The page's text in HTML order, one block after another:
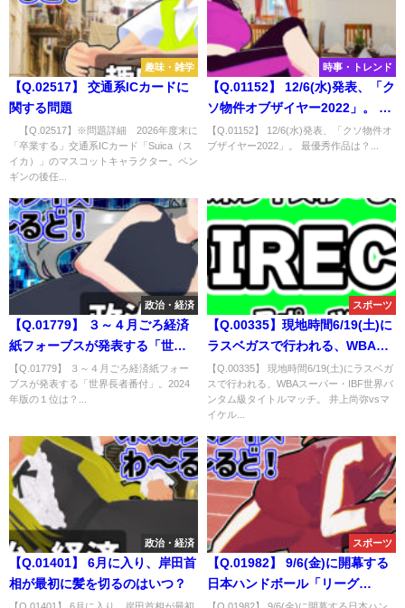
趣味・雑学
【Q.02517】 交通系ICカードに
関する問題
【Q.02517】※問題詳細 2026年度末に
「卒業する」交通系ICカード「Suica（ス
イカ）」のマスコットキャラクター。ペン
ギンの後任...
時事・トレンド
【Q.01152】 12/6(水)発表、「ク
ソ物件オブザイヤー2022」。 最
優秀作品は？
【Q.01152】 12/6(水)発表、「クソ物件オ
ブザイヤー2022」。 最優秀作品は？...
政治・経済
【Q.01779】 ３～４月ごろ経済
紙フォーブスが発表する「世界
長者番付」。2024年版の１位
は？
【Q.01779】 ３～４月ごろ経済紙フォー
ブスが発表する「世界長者番付」。2024
年版の１位は？...
スポーツ
【Q.00335】現地時間6/19(土)に
ラスベガスで行われる、WBAス
ーパー・IBF世界バンタム級タイ
トルマッチ。井上尚弥vsマイケ
ル・ダスマリナスの対戦結果
【Q.00335】 現地時間6/19(土)にラスベガ
スで行われる、WBAスーパー・IBF世界バ
ンタム級タイトルマッチ。 井上尚弥vsマ
イケル...
政治・経済
【Q.01401】 6月に入り、岸田首
相が最初に髪を切るのはいつ？
スポーツ
【Q.01982】 9/6(金)に開幕する
日本ハンドボール「リーグ
Ｈ」。男子リーグの優勝チーム